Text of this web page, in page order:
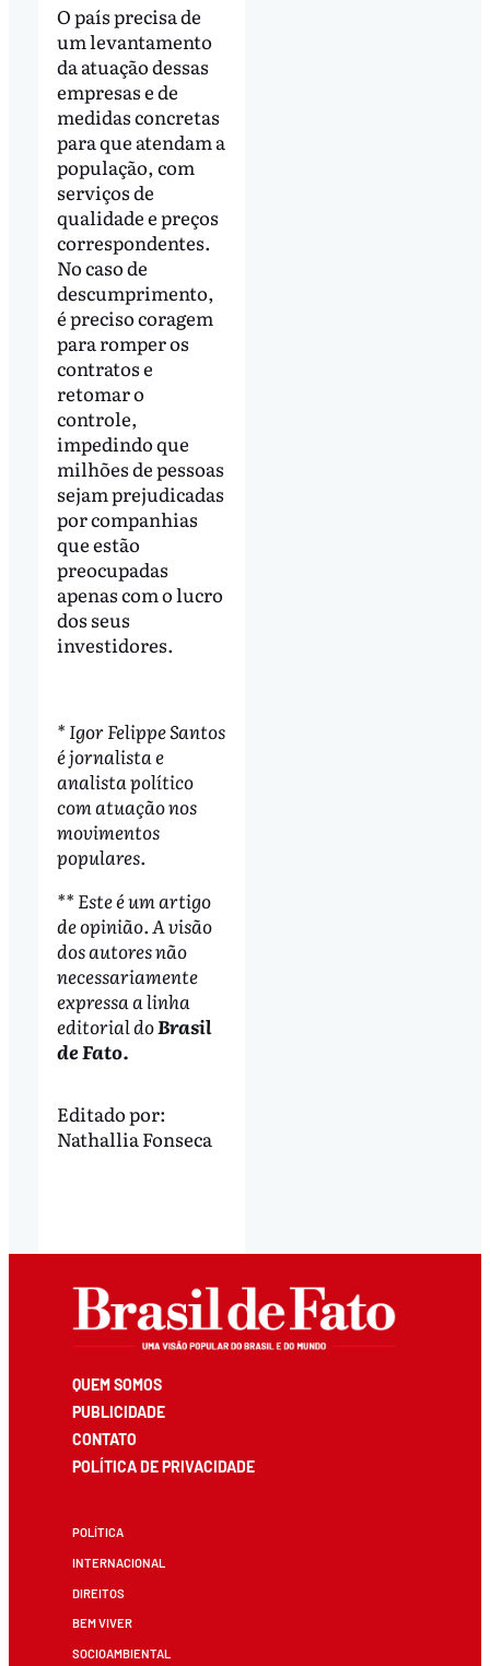
O país precisa de
um levantamento
da atuação dessas
empresas e de
medidas concretas
para que atendam a
população, com
serviços de
qualidade e preços
correspondentes.
No caso de
descumprimento,
é preciso coragem
para romper os
contratos e
retomar o
controle,
impedindo que
milhões de pessoas
sejam prejudicadas
por companhias
que estão
preocupadas
apenas com o lucro
dos seus
investidores.
* Igor Felippe Santos
é jornalista e
analista político
com atuação nos
movimentos
populares.
** Este é um artigo
de opinião. A visão
dos autores não
necessariamente
expressa a linha
editorial doBrasil
de Fato.
Editado por:
Nathallia Fonseca
QUEM SOMOS
PUBLICIDADE
CONTATO
POLÍTICA DE PRIVACIDADE
POLÍTICA
INTERNACIONAL
DIREITOS
BEM VIVER
SOCIOAMBIENTAL